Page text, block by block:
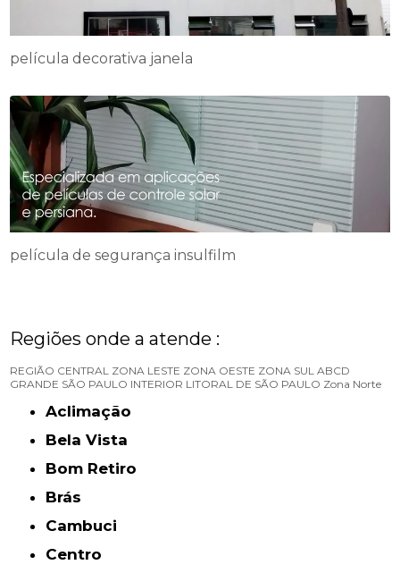
película decorativa janela
película de segurança insulfilm
Regiões onde a atende :
REGIÃO CENTRAL ZONA LESTE ZONA OESTE ZONA SUL ABCD
GRANDE SÃO PAULO INTERIOR LITORAL DE SÃO PAULO Zona Norte
Aclimação
Bela Vista
Bom Retiro
Brás
Cambuci
Centro